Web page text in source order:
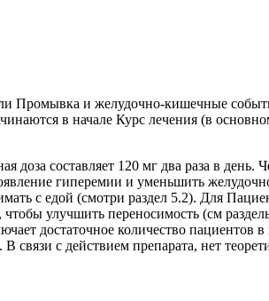
Промывка и желудочно-кишечные
в начале Курс лечения (в
составляет 120 мг два раза в день.
гиперемии и уменьшить
с едой (смотри раздел 5.2). Для
улучшить переносимость (см
достаточное количество пациентов в
с действием препарата, нет